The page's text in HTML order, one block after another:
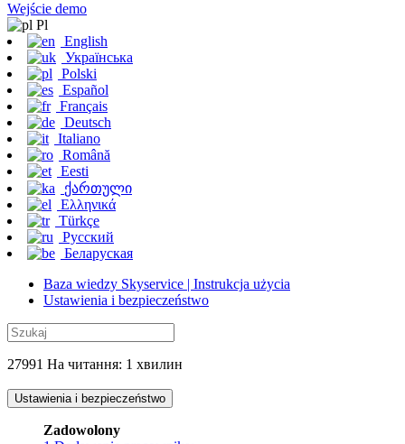
Wejście demo
Pl
English
Українська
Polski
Español
Français
Deutsch
Italiano
Română
Eesti
ქართული
Ελληνικά
Türkçe
Русский
Беларуская
Baza wiedzy Skyservice | Instrukcja użycia
Ustawienia i bezpieczeństwo
27991 На читання: 1 хвилин
Ustawienia i bezpieczeństwo
Zadowolony